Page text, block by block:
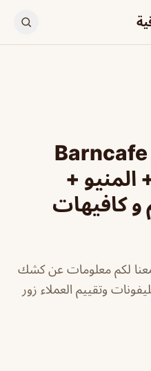
كشك بارن كافيه Barncafe
المنيو +
و كافيهات
لكم معلومات عن كشك
وتقييم العملاء زور